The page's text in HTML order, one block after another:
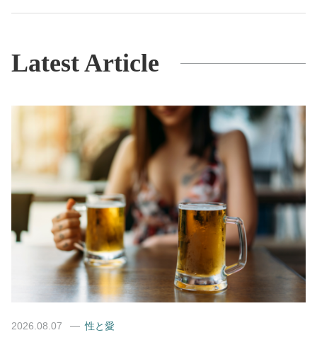
Latest Article
2026.08.07 性と愛